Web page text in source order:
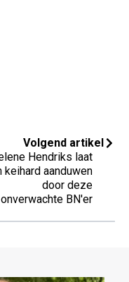
Volgend artikel
Hendriks laat
keihard aanduwen
door deze
onverwachte BN'er